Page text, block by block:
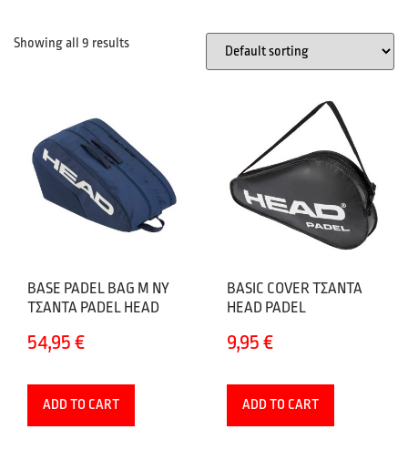
Showing all 9 results
BASE PADEL BAG M NY
ΤΣΑΝΤΑ PADEL HEAD
54,95€
ADD TO CART
BASIC COVER ΤΣΑΝΤΑ
HEAD PADEL
9,95€
ADD TO CART